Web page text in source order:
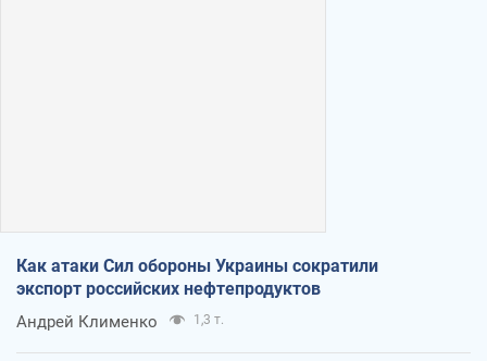
Как атаки Сил обороны Украины сократили
экспорт российских нефтепродуктов
Андрей Клименко 1,3 т.